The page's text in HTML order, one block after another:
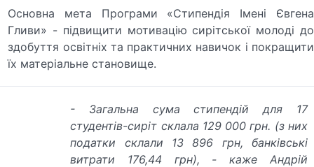
Основна мета Програми «Стипендія Імені Євгена
Гливи» - підвищити мотивацію сирітської молоді до
здобуття освітніх та практичних навичок і покращити
їх матеріальне становище.
- Загальна сума стипендій для 17
студентів-сиріт склала 129 000 грн. (з них
податки склали 13 896 грн, банківські
витрати 176,44 грн), - каже Андрій